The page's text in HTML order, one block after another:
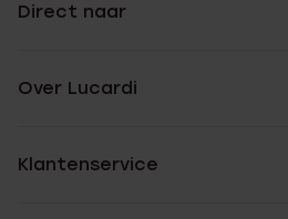
Direct naar
Over Lucardi
Klantenservice